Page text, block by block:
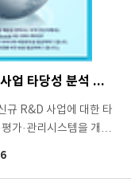
녹색·기후기술 분야 중소규모 신규 R&D 사업 타당성 분석 모형 개발 및 시범 적용
규 R&D 사업에 대한 타
가·관리시스템을 개발
용 * 2021년도 정부연구